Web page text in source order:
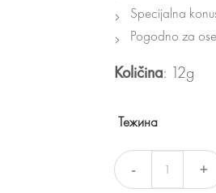
Specijalna
Pogodno za
Količina: 12g
Тежина
Maskara za volumen